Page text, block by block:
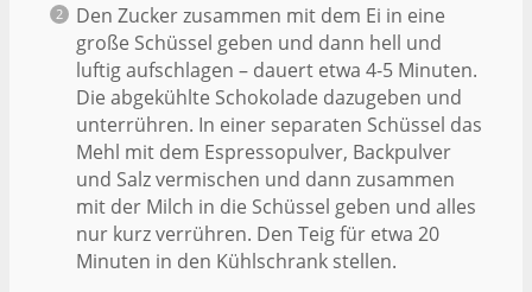
Den Zucker zusammen mit dem Ei in eine
große Schüssel geben und dann hell und
luftig aufschlagen – dauert etwa 4-5 Minuten.
Die abgekühlte Schokolade dazugeben und
unterrühren. In einer separaten Schüssel das
Mehl mit dem Espressopulver, Backpulver
und Salz vermischen und dann zusammen
mit der Milch in die Schüssel geben und alles
nur kurz verrühren. Den Teig für etwa 20
Minuten in den Kühlschrank stellen.